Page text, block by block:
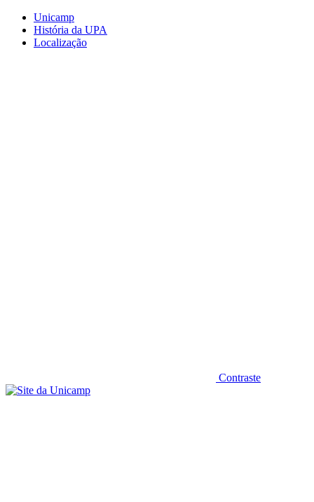
Conteúdo principal
Unicamp
História da UPA
Localização
Contraste